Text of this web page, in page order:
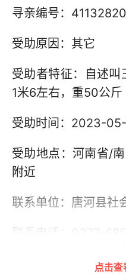
寻亲编号：
受助原因：其它
受助者特征：自述
1米6左右，重50公斤
受助时间：2023-
受助地点：河南省/
附近
联系单位：唐河县社
联系电话：0377-
点击